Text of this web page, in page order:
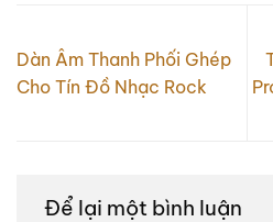
Dàn Âm Thanh Phối Ghép
Cho Tín Đồ Nhạc Rock
Để lại một bình luận